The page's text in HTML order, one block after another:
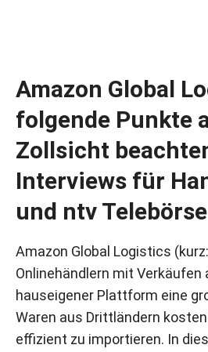
Amazon Global
folgende Punkte
Zollsicht
Interviews für
und ntv Telebörse
Amazon Global Logistics
Onlinehändlern mit Verkäufen
hauseigener Plattform eine
Waren aus Drittländern
effizient zu importieren. In